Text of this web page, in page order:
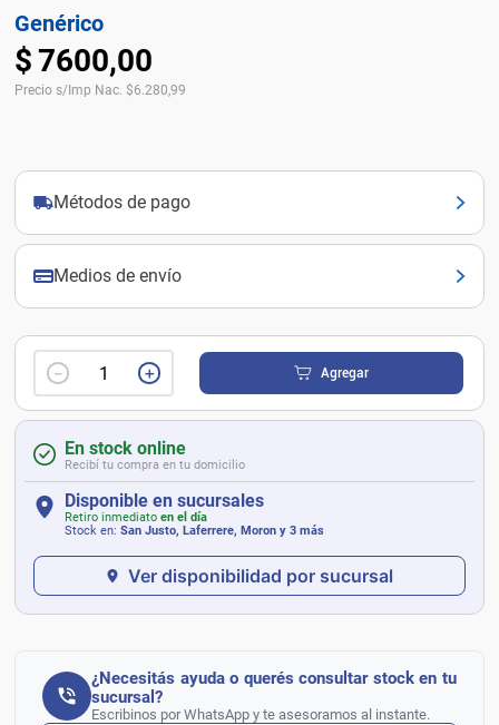
Genérico
$7600,00
Precio s/Imp Nac. $6.280,99
Métodos de pago
Medios de envío
＋
－ Agregar
En stock online
Recibí tu compra en tu domicilio
Disponible en sucursales
Retiro inmediato en el día
Stock en: San Justo, Laferrere, Moron y 3 más
Ver disponibilidad por sucursal
¿Necesitás ayuda o querés consultar stock en tu
sucursal?
Escribinos por WhatsApp y te asesoramos al instante.